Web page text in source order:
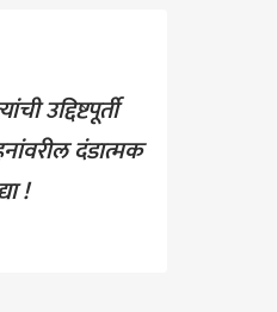
उद्दिष्टपूर्ती
दंडात्मक
!